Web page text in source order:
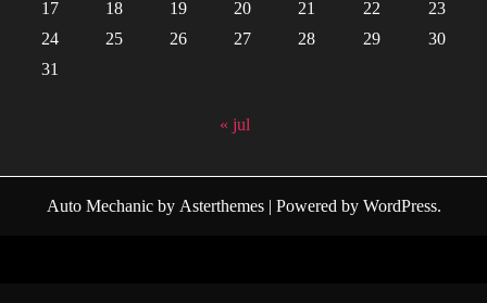
17
18 19 20 21 22
23
24
25 26 27 28 29
30
31
« jul
Auto Mechanicby Asterthemes| Powered by WordPress.